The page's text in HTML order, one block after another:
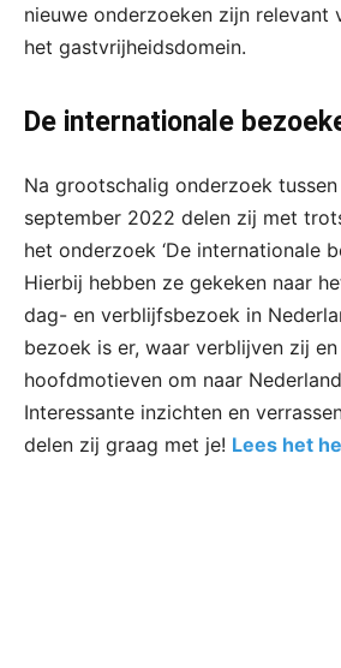
nieuwe onderzoeken zijn relevant
het gastvrijheidsdomein.
De internationale
Na grootschalig onderzoek
september 2022 delen zij met
het onderzoek ‘De internationale
Hierbij hebben ze gekeken naar
dag- en verblijfsbezoek in
bezoek is er, waar verblijven zij
hoofdmotieven om naar
Interessante inzichten en
delen zij graag met je! Lees het